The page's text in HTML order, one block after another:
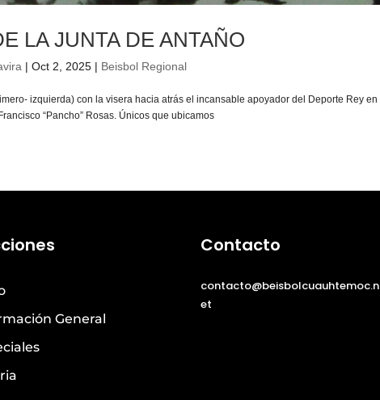
LA JUNTA DE ANTAÑO
|Oct 2, 2025 | Beisbol Regional
izquierda) con la visera hacia atrás el incansable apoyador del Deporte Rey en
“Pancho” Rosas. Únicos que ubicamos
General
Contacto
contacto@beisbolcuauhtemoc.n
et